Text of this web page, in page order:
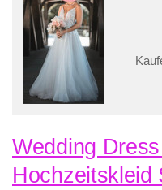
Wedding
Hochzeitskleid